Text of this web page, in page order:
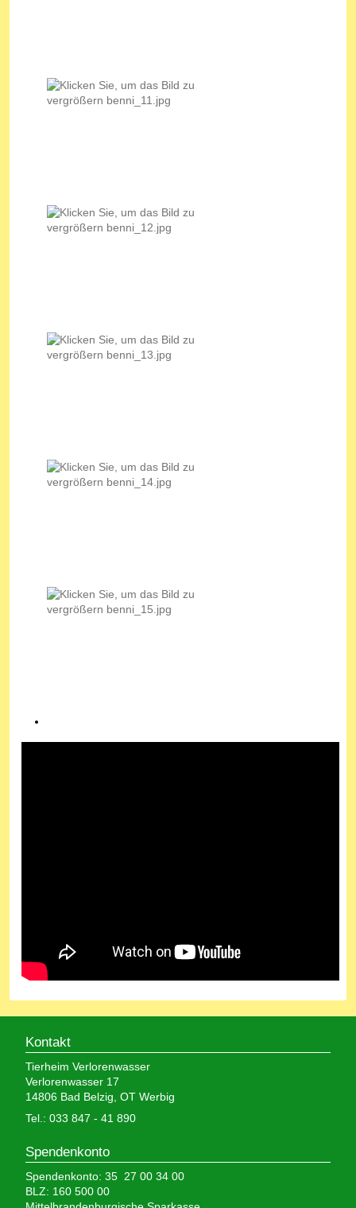
Kontakt
Tierheim Verlorenwasser
Verlorenwasser 17
14806 Bad Belzig, OT Werbig
Tel.: 033 847 - 41 890
Spendenkonto
Spendenkonto: 35 27 00 34 00
BLZ: 160 500 00